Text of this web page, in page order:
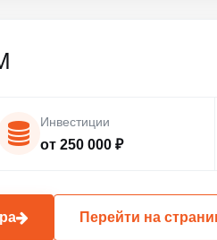
Инвестиции
от 250 000 ₽
Перейти на